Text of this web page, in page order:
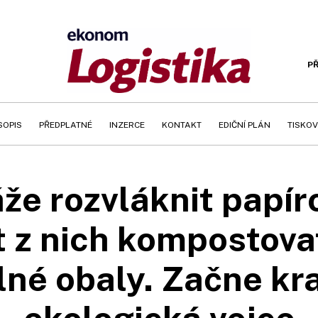
PŘEDPLATNÉ INZERCE KONTAKT EDIČNÍ PLÁN
rozvláknit
nich
obaly. Začne